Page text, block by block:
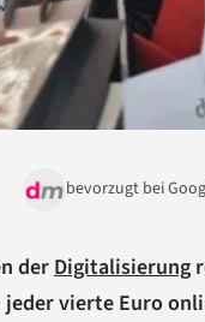
bevorzugt bei
der Digitalisierung
vierte Euro